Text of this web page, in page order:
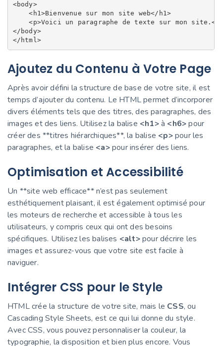
<body>
    <h1>Bienvenue sur mon site web</h1>
<p>Voici un paragraphe de texte sur mon site.</
</body>
</html>
Ajoutez du Contenu à Votre Page
Après avoir défini la structure de base de votre site, il est
temps d’ajouter du contenu. Le HTML permet d’incorporer
divers éléments tels que des titres, des paragraphes, des
images et des liens. Utilisez la balise <h1>à <h6>pour
créer des **titres hiérarchiques**, la balise <p>pour les
paragraphes, et la balise <a>pour insérer des liens.
Optimisation et Accessibilité
Un **site web efficace** n’est pas seulement
esthétiquement plaisant, il est également optimisé pour
les moteurs de recherche et accessible à tous les
utilisateurs, y compris ceux qui ont des besoins
spécifiques. Utilisez les balises <alt>pour décrire les
images et assurez-vous que votre site est facile à
naviguer.
Intégrer CSS pour le Style
HTML crée la structure de votre site, mais le CSS, ou
Cascading Style Sheets, est ce qui lui donne du style.
Avec CSS, vous pouvez personnaliser la couleur, la
typographie, la disposition et bien plus encore. Vous